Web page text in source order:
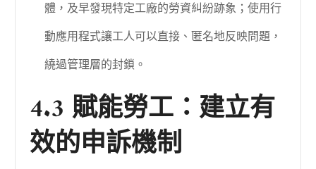
體，及早發現特定工廠的勞資糾紛跡象；使用行
動應用程式讓工人可以直接、匿名地反映問題，
繞過管理層的封鎖。
4.3 賦能勞工：建立有
效的申訴機制